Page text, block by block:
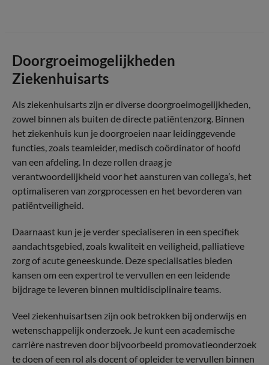
Doorgroeimogelijkheden
Ziekenhuisarts
Als ziekenhuisarts zijn er diverse doorgroeimogelijkheden,
zowel binnen als buiten de directe patiëntenzorg. Binnen
het ziekenhuis kun je doorgroeien naar leidinggevende
functies, zoals teamleider, medisch coördinator of hoofd
van een afdeling. In deze rollen draag je
verantwoordelijkheid voor het aansturen van collega’s, het
optimaliseren van zorgprocessen en het bevorderen van
patiëntveiligheid.
Daarnaast kun je je verder specialiseren in een specifiek
aandachtsgebied, zoals kwaliteit en veiligheid, palliatieve
zorg of acute geneeskunde. Deze specialisaties bieden
kansen om een expertrol te vervullen en een leidende
bijdrage te leveren binnen multidisciplinaire teams.
Veel ziekenhuisartsen zijn ook betrokken bij onderwijs en
wetenschappelijk onderzoek. Je kunt een academische
carrière nastreven door bijvoorbeeld promovatieonderzoek
te doen of een rol als docent of opleider te vervullen binnen